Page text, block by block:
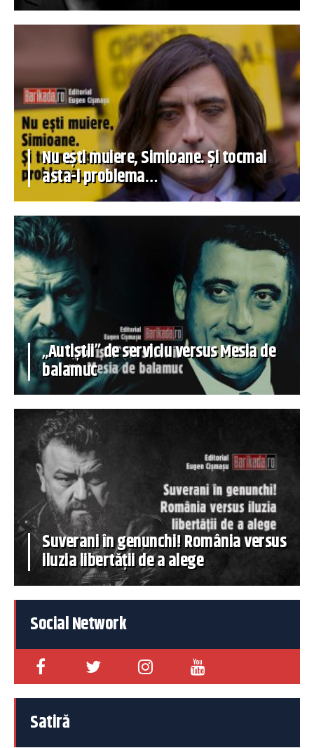
Nu ești muiere, Simioane. Și tocmai
asta-i problema…
„Autiștii” de serviciu versus Mesia de
balamuc
Suverani în genunchi! România versus
iluzia libertății de a alege
Social Network
Satiră